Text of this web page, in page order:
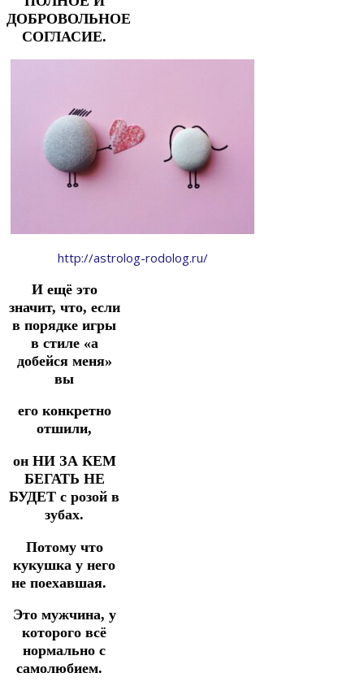
ДОБРОВОЛЬНОЕ
СОГЛАСИЕ.
http://astrolog-rodolog.ru/
И ещё это
значит, что, если
в порядке игры
в стиле «а
добейся меня»
вы
его конкретно
отшили,
он НИ ЗА КЕМ
БЕГАТЬ НЕ
БУДЕТ с розой в
зубах.
Потому что
кукушка у него
не поехавшая.⠀
Это мужчина, у
которого всё
нормально с
самолюбием.⠀